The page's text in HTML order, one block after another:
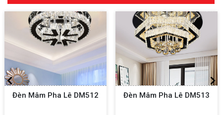
Đèn Mâm Pha Lê DM513 Đèn Mâm Pha Lê